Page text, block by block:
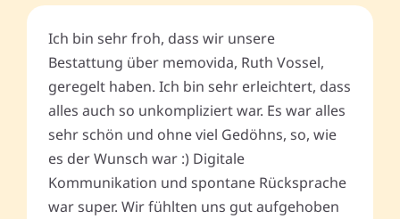
Ich bin sehr froh, dass wir unsere
Bestattung über memovida, Ruth Vossel,
geregelt haben. Ich bin sehr erleichtert, dass
alles auch so unkompliziert war. Es war alles
sehr schön und ohne viel Gedöhns, so, wie
es der Wunsch war :) Digitale
Kommunikation und spontane Rücksprache
war super. Wir fühlten uns gut aufgehoben